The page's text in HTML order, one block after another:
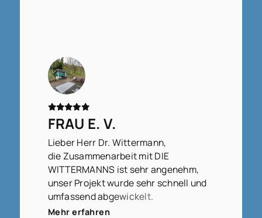
FRAU E. V.
Lieber Herr Dr. Wittermann,
die Zusammenarbeit mit DIE
WITTERMANNS ist sehr angenehm,
unser Projekt wurde sehr schnell und
umfassend abgewickelt.
Wir fühlen uns sehr gut betreut.
Mehr erfahren